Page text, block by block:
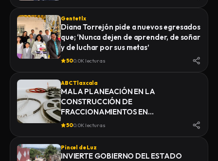
Gentetlx
Diana Torrejón pide a nuevos egresados
que; ‘Nunca dejen de aprender, de soñar
y de luchar por sus metas’
500.0K lecturas
ABC Tlaxcala
MALA PLANEACIÓN EN LA
CONSTRUCCIÓN DE
FRACCIONAMIENTOS EN
YAUHQUEMEHCAN GENERA QUE
500.0K lecturas
Pincel de Luz
INVIERTE GOBIERNO DEL ESTADO